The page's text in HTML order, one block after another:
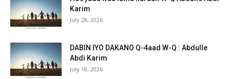
Karim
July 28, 2026
DABIN IYO DAKANO Q-4aad W-Q : Abdulle
Abdi Karim
July 18, 2026